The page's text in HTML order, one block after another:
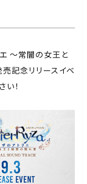
エ 〜常闇の女王と
売記念リリースイベ
い！